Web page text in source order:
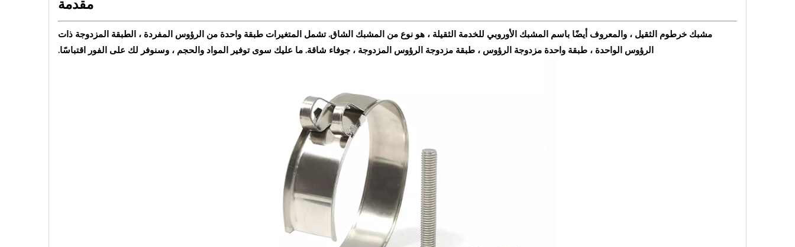
مقدمة
مشبك خرطوم الثقيل ، والمعروف أيضًا باسم المشبك الأوروبي للخدمة الثقيلة ، هو نوع من المشبك الشاق. تشمل المتغيرات طبقة واحدة من الرؤوس المفردة ، الطبقة المزدوجة ذات
الرؤوس الواحدة ، طبقة واحدة مزدوجة الرؤوس ، طبقة مزدوجة الرؤوس المزدوجة ، جوفاء شاقة. ما عليك سوى توفير المواد والحجم ، وسنوفر لك على الفور اقتباسًا.